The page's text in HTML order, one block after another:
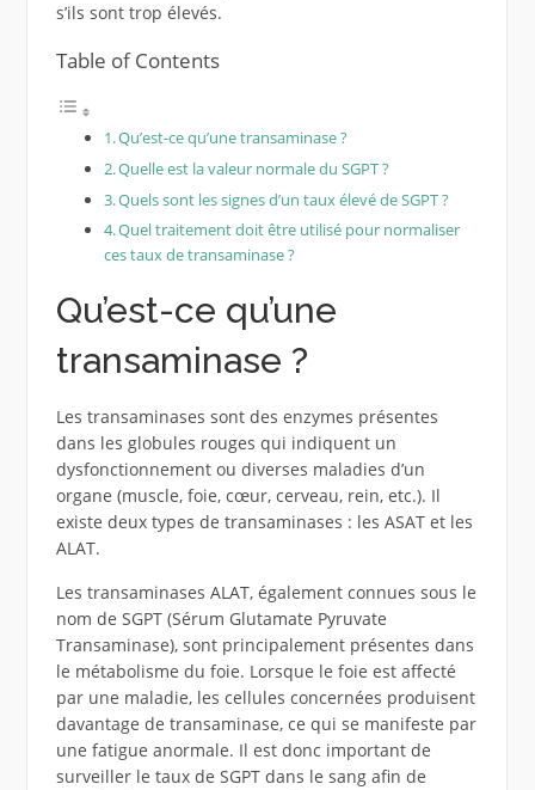
s’ils sont trop élevés.
Table of Contents
Qu’est-ce qu’une transaminase ?
Quelle est la valeur normale du SGPT ?
Quels sont les signes d’un taux élevé de SGPT ?
Quel traitement doit être utilisé pour normaliser
ces taux de transaminase ?
Qu’est-ce qu’une
transaminase ?
Les transaminases sont des enzymes présentes
dans les globules rouges qui indiquent un
dysfonctionnement ou diverses maladies d’un
organe (muscle, foie, cœur, cerveau, rein, etc.). Il
existe deux types de transaminases : les ASAT et les
ALAT.
Les transaminases ALAT, également connues sous le
nom de SGPT (Sérum Glutamate Pyruvate
Transaminase), sont principalement présentes dans
le métabolisme du foie. Lorsque le foie est affecté
par une maladie, les cellules concernées produisent
davantage de transaminase, ce qui se manifeste par
une fatigue anormale. Il est donc important de
surveiller le taux de SGPT dans le sang afin de